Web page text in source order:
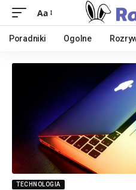
Aa
Poradniki Ogolne
TECHNOLOGIA